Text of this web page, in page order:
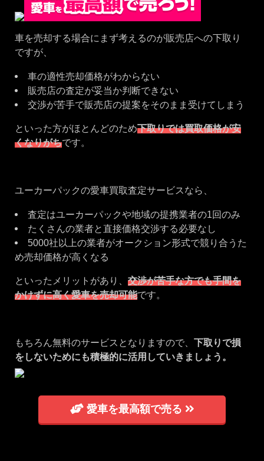
車を売却する場合にまず考えるのが販売店への下取り
ですが、
車の適性売却価格がわからない
販売店の査定が妥当か判断できない
交渉が苦手で販売店の提案をそのまま受けてしまう
といった方がほとんどのため下取りでは買取価格が安
くなりがちです。
ユーカーパックの愛車買取査定サービスなら、
査定はユーカーパックや地域の提携業者の1回のみ
たくさんの業者と直接価格交渉する必要なし
5000社以上の業者がオークション形式で競り合うた
め売却価格が高くなる
といったメリットがあり、 交渉が苦手な方でも手間を
かけずに高く愛車を売却可能です。
もちろん無料のサービスとなりますので、 下取りで損
をしないためにも積極的に活用していきましょう。
愛車を最高額で売る